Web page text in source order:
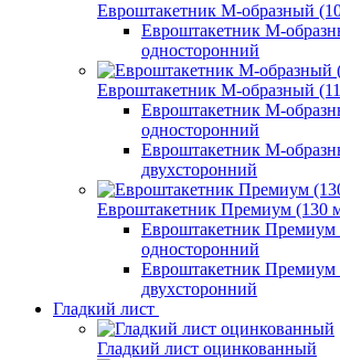
Евроштакетник М-образный
Евроштакетник М-
односторонний
Евроштакетник М-образный
Евроштакетник М-
односторонний
Евроштакетник М-
двухсторонний
Евроштакетник Премиум (130
Евроштакетник
односторонний
Евроштакетник
двухсторонний
Гладкий лист
Гладкий лист оцинкованный